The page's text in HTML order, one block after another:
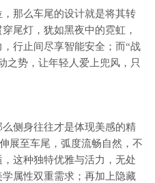
那么车尾的设计就是将其转
尾灯，犹如黑夜中的霓虹，
行止间尽享智能安全；而“战
之势，让年轻人爱上兜风，只
侧身往往才是体现美感的精
展至车尾，弧度流畅自然，不
这种独特优雅与活力，无处
属性双重需求；再加上隐藏